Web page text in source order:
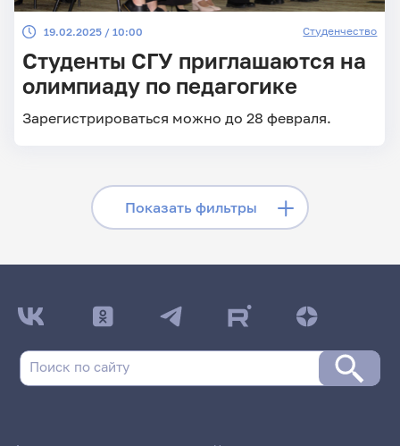
19.02.2025 / 10:00 Студенчество
Студенты СГУ приглашаются на
олимпиаду по педагогике
Зарегистрироваться можно до 28 февраля.
Показать фильтры
Скрыть фильтры
Поиск по рубрикам